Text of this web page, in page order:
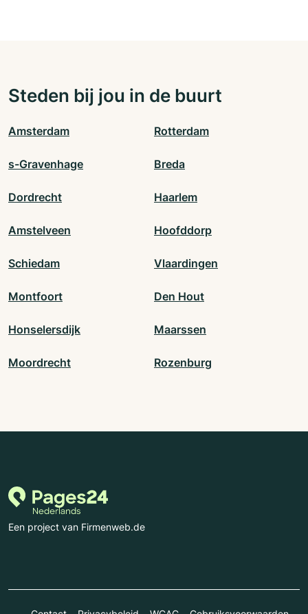
Steden bij jou in de buurt
Amsterdam Rotterdam
s-Gravenhage Breda
Dordrecht Haarlem
Amstelveen Hoofddorp
Schiedam Vlaardingen
Montfoort Den Hout
Honselersdijk Maarssen
Moordrecht Rozenburg
Een project van Firmenweb.de